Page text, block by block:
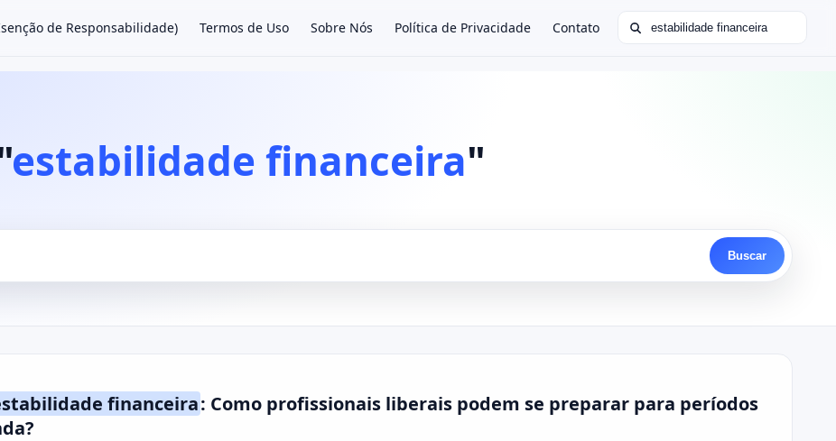
de Responsabilidade) Termos de Uso Sobre Nós Política de Privacidade Contato Buscar por:
estabilidade financeira"
Buscar
financeira: Como profissionais liberais podem se preparar para períodos